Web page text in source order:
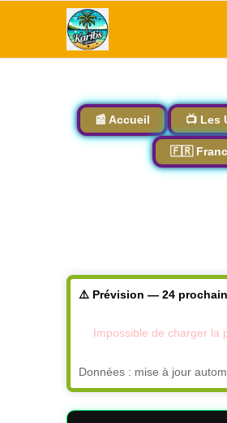
📰 Accueil 📺 Les
🇫🇷
⚠️ Prévision — 24
Impossible de charger la
Données : mise à jour